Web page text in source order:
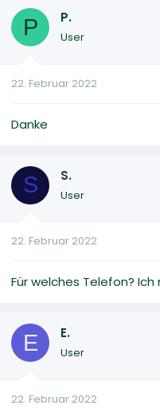
P P.
User
22. Februar 2022
Danke
S S.
User
22. Februar 2022
Für welches Telefon?
E E.
User
22. Februar 2022